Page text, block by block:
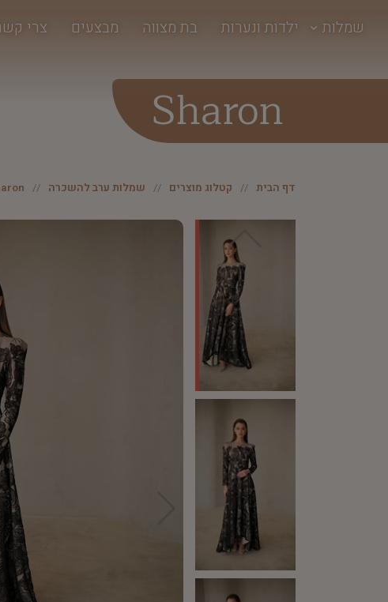
שמלות ילדות ונערות בת מצווה מבצעים צרי
Sharon
דף הבית קטלוג מוצרים שמלות ערב להשכרה